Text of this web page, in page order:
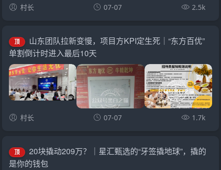
村长 07-07 2.5k
顶
山东团队拉新变慢，项目方KPI定生死｜“东方百优”
单割倒计时进入最后10天
村长 07-07 1.7k
顶
20块撬动209万？｜星汇甄选的“牙签撬地球”，撬的
是你的钱包